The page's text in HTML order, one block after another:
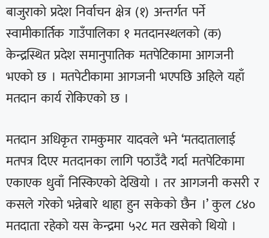
बाजुराको प्रदेश निर्वाचन क्षेत्र (१) अन्तर्गत पर्ने
स्वामीकार्तिक गाउँपालिका १ मतदानस्थलको (क)
केन्द्रस्थित प्रदेश समानुपातिक मतपेटिकामा आगजनी
भएको छ । मतपेटीकामा आगजनी भएपछि अहिले यहाँ
मतदान कार्य रोकिएको छ ।
मतदान अधिकृत रामकुमार यादवले भने ‘मतदातालाई
मतपत्र दिएर मतदानका लागि पठाउँदै गर्दा मतपेटिकामा
एकाएक धुवाँ निस्किएको देखियो । तर आगजनी कसरी र
कसले गरेको भन्नेबारे थाहा हुन सकेको छैन ।’ कुल ८४०
मतदाता रहेको यस केन्द्रमा ५२८ मत खसेको थियो ।